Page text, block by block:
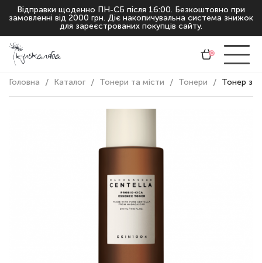
Відправки щоденно ПН-СБ після 16:00. Безкоштовно при
замовленні від 2000 грн. Діє накопичувальна система знижок
для зареєстрованих покупців сайту.
0
Головна Каталог Тонери та місти Тонери Тонер з